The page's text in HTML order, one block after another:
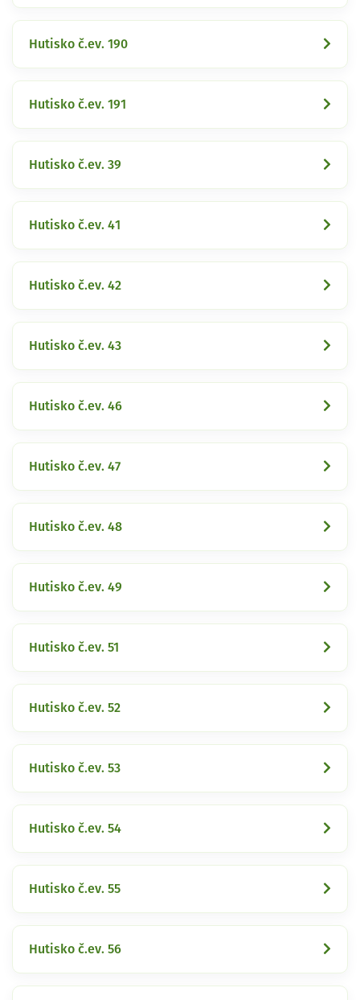
Hutisko č.ev. 190
Hutisko č.ev. 191
Hutisko č.ev. 39
Hutisko č.ev. 41
Hutisko č.ev. 42
Hutisko č.ev. 43
Hutisko č.ev. 46
Hutisko č.ev. 47
Hutisko č.ev. 48
Hutisko č.ev. 49
Hutisko č.ev. 51
Hutisko č.ev. 52
Hutisko č.ev. 53
Hutisko č.ev. 54
Hutisko č.ev. 55
Hutisko č.ev. 56